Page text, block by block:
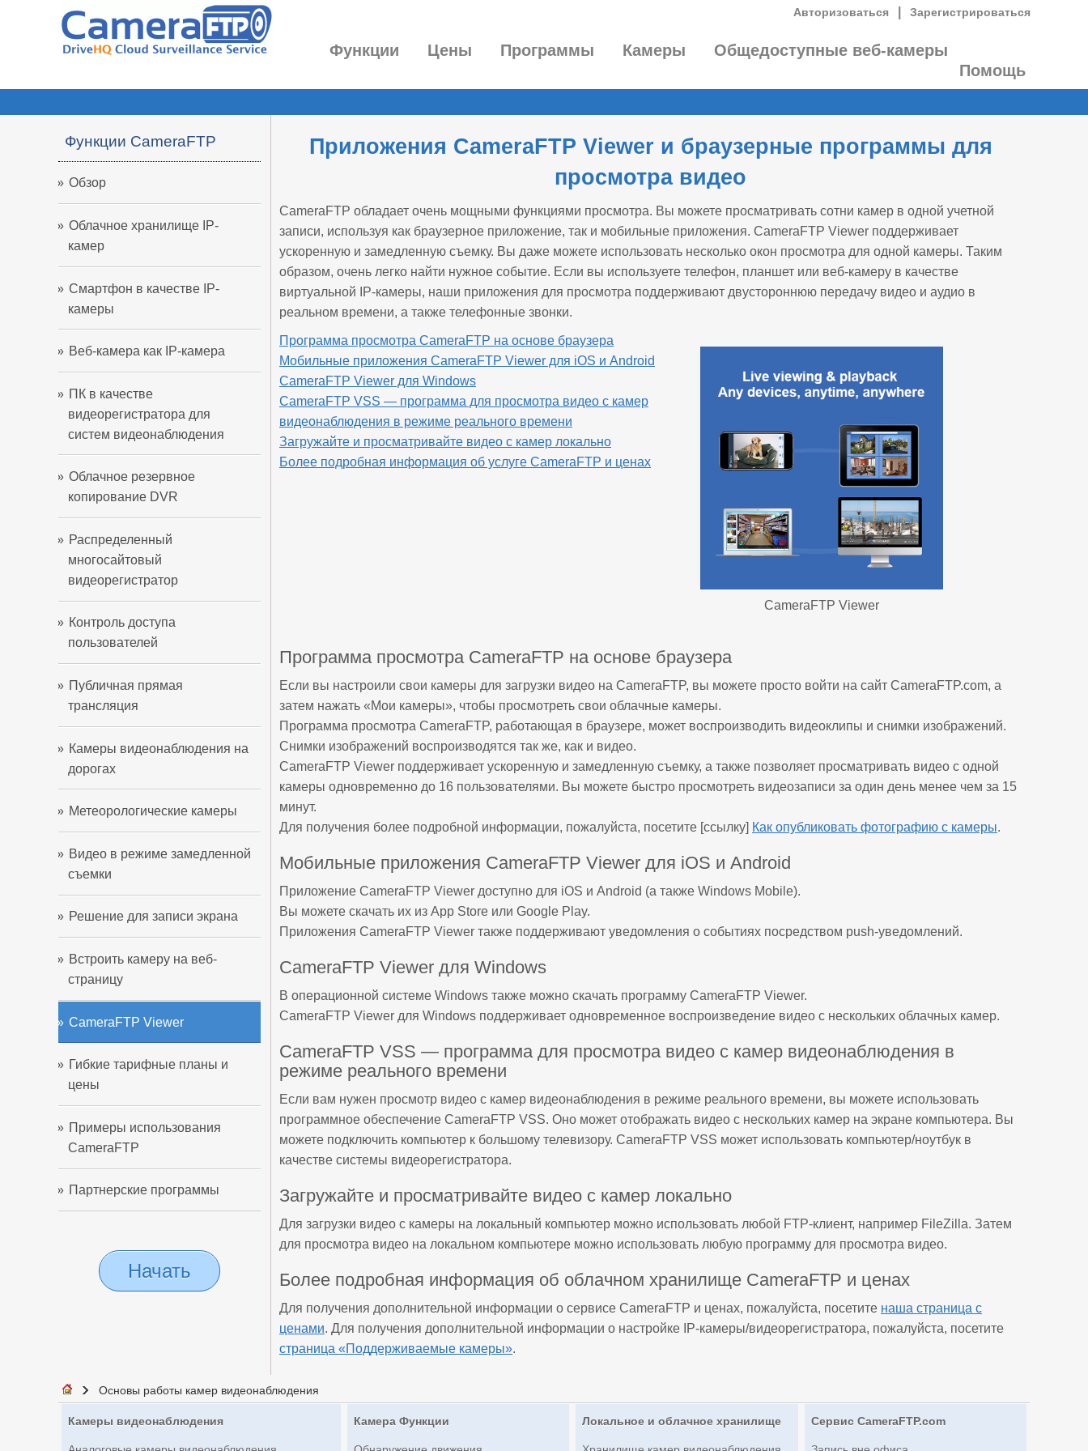
Авторизоваться Зарегистрироваться
Функции Цены Программы Камеры
Общедоступные веб-камеры
Помощь
Функции CameraFTP
Обзор
Облачное хранилище IP-
камер
Смартфон в качестве IP-
камеры
Веб-камера как IP-камера
ПК в качестве
видеорегистратора для
систем видеонаблюдения
Облачное резервное
копирование DVR
Распределенный
многосайтовый
видеорегистратор
Контроль доступа
пользователей
Публичная прямая
трансляция
Камеры видеонаблюдения на
дорогах
Метеорологические камеры
Видео в режиме замедленной
съемки
Решение для записи экрана
Встроить камеру на веб-
страницу
CameraFTP Viewer
Гибкие тарифные планы и
цены
Примеры использования
CameraFTP
Партнерские программы
Начать
Приложения CameraFTP Viewer и браузерные программы для
просмотра видео
CameraFTP обладает очень мощными функциями просмотра. Вы можете просматривать сотни камер в одной учетной
записи, используя как браузерное приложение, так и мобильные приложения. CameraFTP Viewer поддерживает
ускоренную и замедленную съемку. Вы даже можете использовать несколько окон просмотра для одной камеры. Таким
образом, очень легко найти нужное событие. Если вы используете телефон, планшет или веб-камеру в качестве
виртуальной IP-камеры, наши приложения для просмотра поддерживают двустороннюю передачу видео и аудио в
реальном времени, а также телефонные звонки.
Программа просмотра CameraFTP на основе браузера
Мобильные приложения CameraFTP Viewer для iOS и Android
CameraFTP Viewer для Windows
CameraFTP VSS — программа для просмотра видео с камер
видеонаблюдения в режиме реального времени
Загружайте и просматривайте видео с камер локально
Более подробная информация об услуге CameraFTP и ценах
CameraFTP Viewer
Программа просмотра CameraFTP на основе браузера
Если вы настроили свои камеры для загрузки видео на CameraFTP, вы можете просто войти на сайт CameraFTP.com, а
затем нажать «Мои камеры», чтобы просмотреть свои облачные камеры.
Программа просмотра CameraFTP, работающая в браузере, может воспроизводить видеоклипы и снимки изображений.
Снимки изображений воспроизводятся так же, как и видео.
CameraFTP Viewer поддерживает ускоренную и замедленную съемку, а также позволяет просматривать видео с одной
камеры одновременно до 16 пользователями. Вы можете быстро просмотреть видеозаписи за один день менее чем за 15
минут.
Для получения более подробной информации, пожалуйста, посетите [ссылку] Как опубликовать фотографию с камеры.
Мобильные приложения CameraFTP Viewer для iOS и Android
Приложение CameraFTP Viewer доступно для iOS и Android (а также Windows Mobile).
Вы можете скачать их из App Store или Google Play.
Приложения CameraFTP Viewer также поддерживают уведомления о событиях посредством push-уведомлений.
CameraFTP Viewer для Windows
В операционной системе Windows также можно скачать программу CameraFTP Viewer.
CameraFTP Viewer для Windows поддерживает одновременное воспроизведение видео с нескольких облачных камер.
CameraFTP VSS — программа для просмотра видео с камер видеонаблюдения в
режиме реального времени
Если вам нужен просмотр видео с камер видеонаблюдения в режиме реального времени, вы можете использовать
программное обеспечение CameraFTP VSS. Оно может отображать видео с нескольких камер на экране компьютера. Вы
можете подключить компьютер к большому телевизору. CameraFTP VSS может использовать компьютер/ноутбук в
качестве системы видеорегистратора.
Загружайте и просматривайте видео с камер локально
Для загрузки видео с камеры на локальный компьютер можно использовать любой FTP-клиент, например FileZilla. Затем
для просмотра видео на локальном компьютере можно использовать любую программу для просмотра видео.
Более подробная информация об облачном хранилище CameraFTP и ценах
Для получения дополнительной информации о сервисе CameraFTP и ценах, пожалуйста, посетите наша страница с
ценами. Для получения дополнительной информации о настройке IP-камеры/видеорегистратора, пожалуйста, посетите
страница «Поддерживаемые камеры».
Основы работы камер видеонаблюдения
Камеры видеонаблюдения Камера Функции Локальное и облачное хранилище Сервис CameraFTP.com